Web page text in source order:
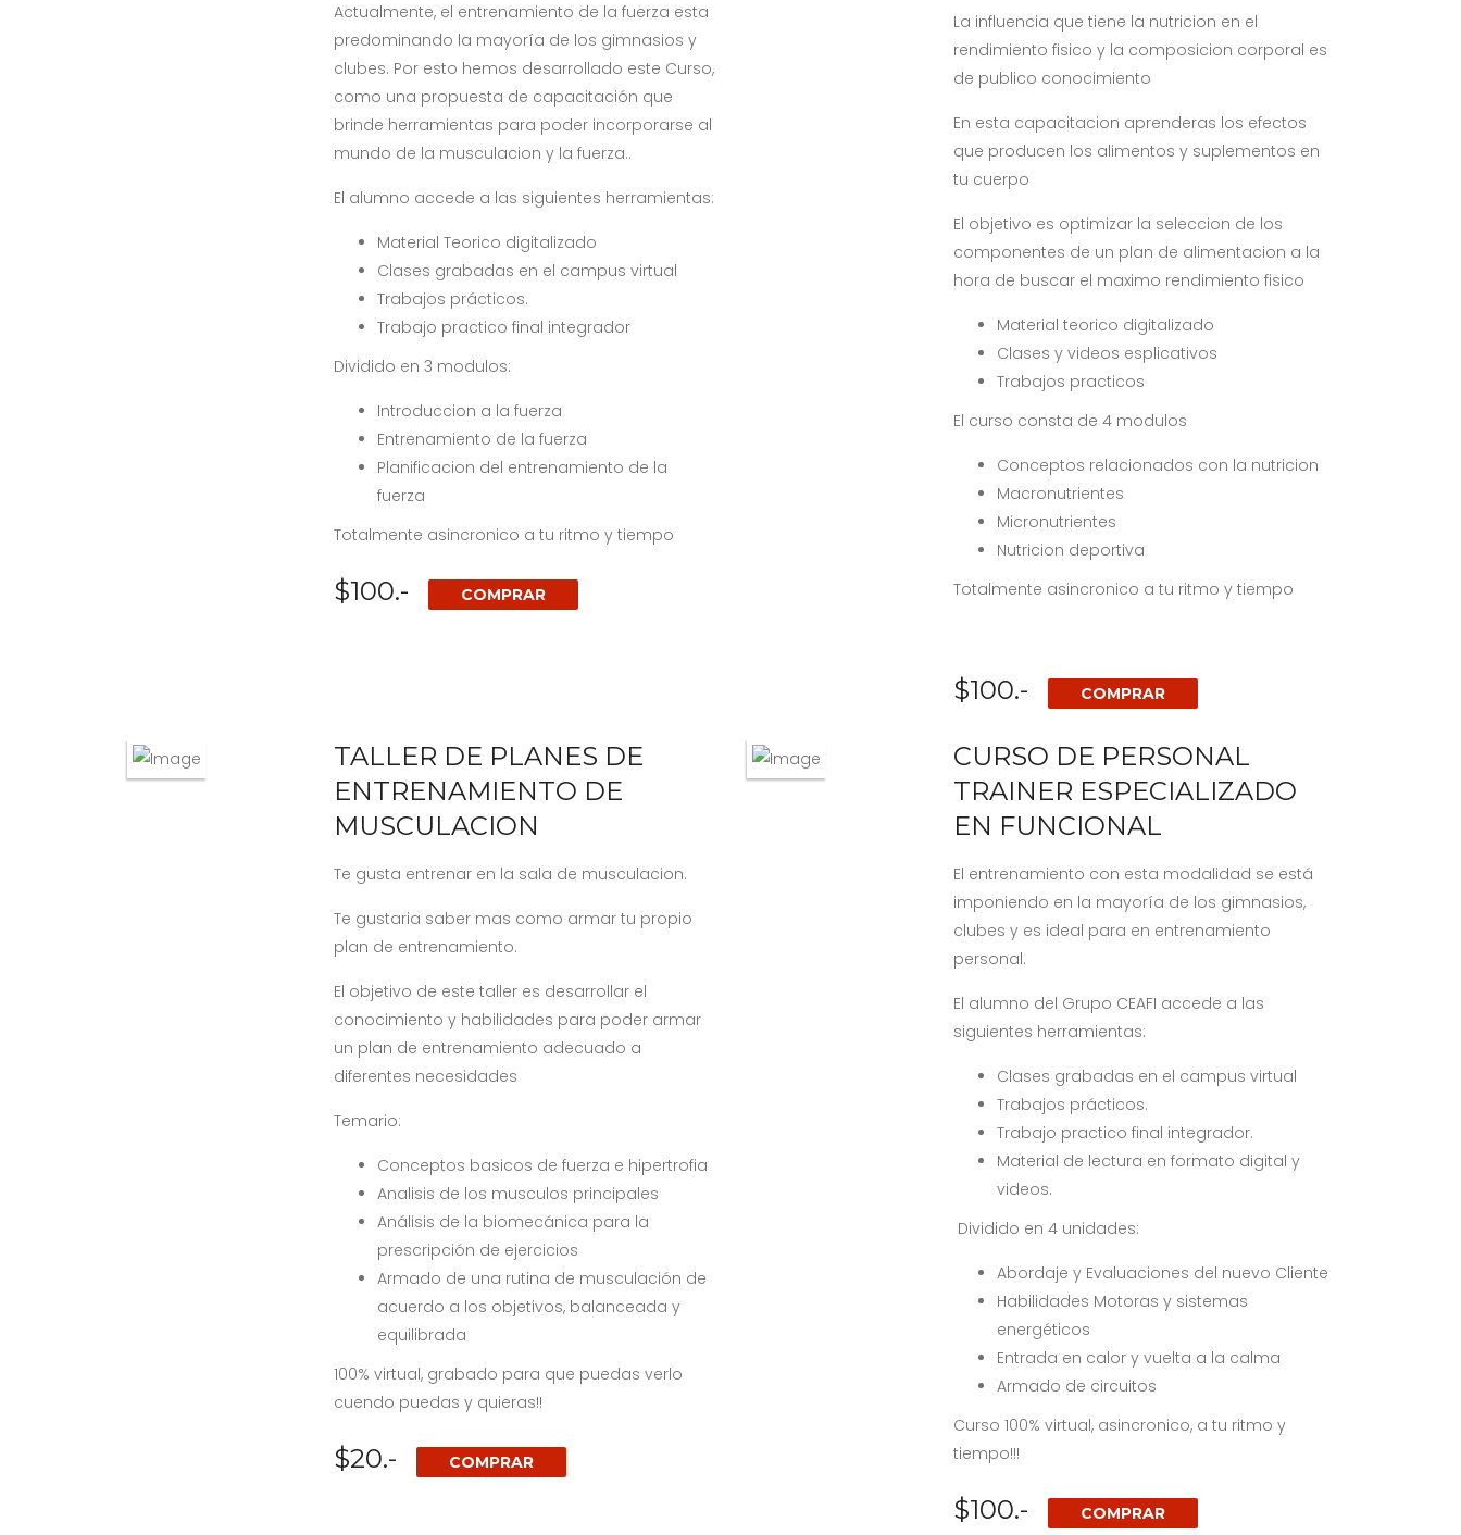
Actualmente, el entrenamiento de la fuerza esta
predominando la mayoría de los gimnasios y
clubes. Por esto hemos desarrollado este Curso,
como una propuesta de capacitación que
brinde herramientas para poder incorporarse al
mundo de la musculacion y la fuerza..
El alumno accede a las siguientes herramientas:
Material Teorico digitalizado
Clases grabadas en el campus virtual
Trabajos prácticos.
Trabajo practico final integrador
Dividido en 3 modulos:
Introduccion a la fuerza
Entrenamiento de la fuerza
Planificacion del entrenamiento de la
fuerza
Totalmente asincronico a tu ritmo y tiempo
$100.- COMPRAR
La influencia que tiene la nutricion en el
rendimiento fisico y la composicion corporal es
de publico conocimiento
En esta capacitacion aprenderas los efectos
que producen los alimentos y suplementos en
tu cuerpo
El objetivo es optimizar la seleccion de los
componentes de un plan de alimentacion a la
hora de buscar el maximo rendimiento fisico
Material teorico digitalizado
Clases y videos esplicativos
Trabajos practicos
El curso consta de 4 modulos
Conceptos relacionados con la nutricion
Macronutrientes
Micronutrientes
Nutricion deportiva
Totalmente asincronico a tu ritmo y tiempo
$100.- COMPRAR
TALLER DE PLANES DE
ENTRENAMIENTO DE
MUSCULACION
Te gusta entrenar en la sala de musculacion.
Te gustaria saber mas como armar tu propio
plan de entrenamiento.
El objetivo de este taller es desarrollar el
conocimiento y habilidades para poder armar
un plan de entrenamiento adecuado a
diferentes necesidades
Temario:
Conceptos basicos de fuerza e hipertrofia
Analisis de los musculos principales
Análisis de la biomecánica para la
prescripción de ejercicios
Armado de una rutina de musculación de
acuerdo a los objetivos, balanceada y
equilibrada
100% virtual, grabado para que puedas verlo
cuendo puedas y quieras!!
$20.- COMPRAR
CURSO DE PERSONAL
TRAINER ESPECIALIZADO
EN FUNCIONAL
El entrenamiento con esta modalidad se está
imponiendo en la mayoría de los gimnasios,
clubes y es ideal para en entrenamiento
personal.
El alumno del Grupo CEAFI accede a las
siguientes herramientas:
Clases grabadas en el campus virtual
Trabajos prácticos.
Trabajo practico final integrador.
Material de lectura en formato digital y
videos.
Dividido en 4 unidades:
Abordaje y Evaluaciones del nuevo Cliente
Habilidades Motoras y sistemas
energéticos
Entrada en calor y vuelta a la calma
Armado de circuitos
Curso 100% virtual, asincronico, a tu ritmo y
tiempo!!!
$100.- COMPRAR